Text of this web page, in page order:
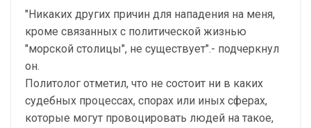
"Никаких других причин для нападения на меня,
кроме связанных с политической жизнью
"морской столицы", не существует".- подчеркнул
он.
Политолог отметил, что не состоит ни в каких
судебных процессах, спорах или иных сферах,
которые могут провоцировать людей на такое,